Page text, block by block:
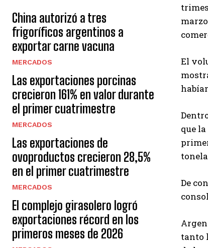
China autorizó a tres
frigoríficos argentinos a
exportar carne vacuna
MERCADOS
Las exportaciones porcinas
crecieron 161% en valor durante
el primer cuatrimestre
MERCADOS
Las exportaciones de
ovoproductos crecieron 28,5%
en el primer cuatrimestre
MERCADOS
El complejo girasolero logró
exportaciones récord en los
primeros meses de 2026
El
que
De
tanto